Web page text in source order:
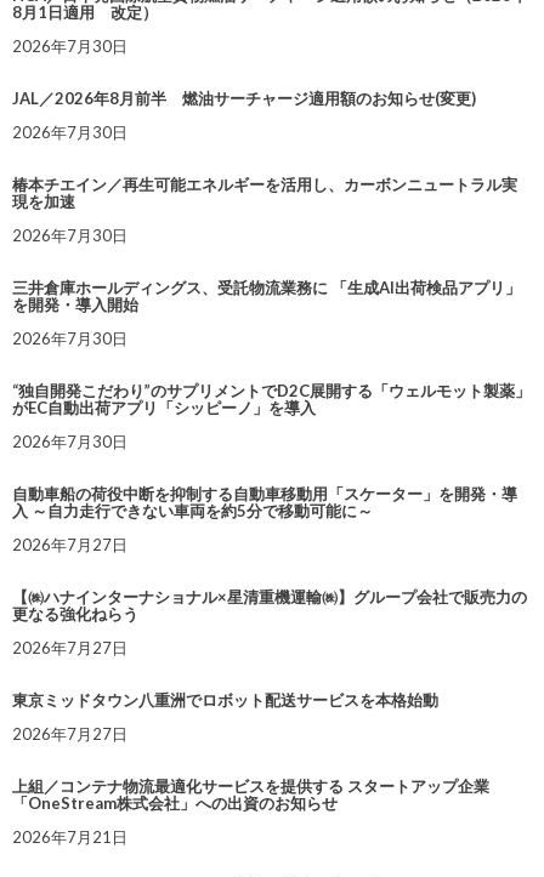
8月1日適用 改定）
2026年7月30日
JAL／2026年8月前半 燃油サーチャージ適用額のお知らせ(変更)
2026年7月30日
椿本チエイン／再生可能エネルギーを活用し、カーボンニュートラル実
現を加速
2026年7月30日
三井倉庫ホールディングス、受託物流業務に 「生成AI出荷検品アプリ」
を開発・導入開始
2026年7月30日
“独自開発こだわり”のサプリメントでD2C展開する「ウェルモット製薬」
がEC自動出荷アプリ「シッピーノ」を導入
2026年7月30日
自動車船の荷役中断を抑制する自動車移動用「スケーター」を開発・導
入 ～自力走行できない車両を約5分で移動可能に～
2026年7月27日
【㈱ハナインターナショナル×星清重機運輸㈱】グループ会社で販売力の
更なる強化ねらう
2026年7月27日
東京ミッドタウン八重洲でロボット配送サービスを本格始動
2026年7月27日
上組／コンテナ物流最適化サービスを提供する スタートアップ企業
「OneStream株式会社」への出資のお知らせ
2026年7月21日